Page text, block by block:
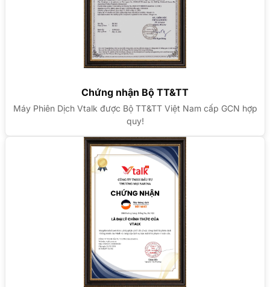
Chứng nhận Bộ TT&TT
Máy Phiên Dịch Vtalk được Bộ TT&TT Việt Nam cấp GCN hợp
quy!